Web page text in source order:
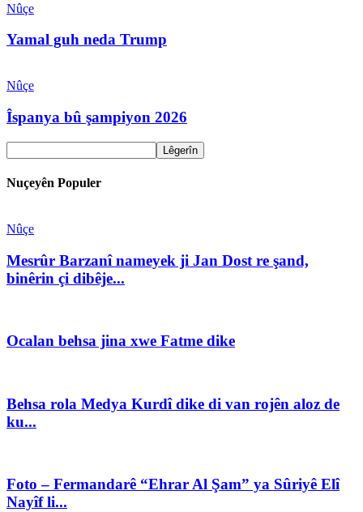
Nûçe
Yamal guh neda Trump
Nûçe
Îspanya bû şampiyon 2026
Nuçeyên Populer
Nûçe
Mesrûr Barzanî nameyek ji Jan Dost re şand,
binêrin çi dibêje...
Ocalan behsa jina xwe Fatme dike
Behsa rola Medya Kurdî dike di van rojên aloz de
ku...
Foto – Fermandarê “Ehrar Al Şam” ya Sûriyê Elî
Nayîf li...